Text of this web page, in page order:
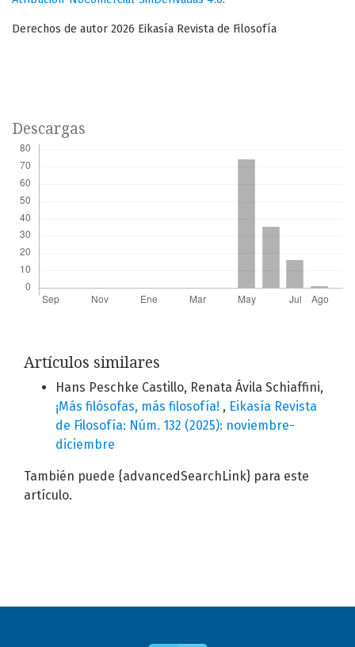
Derechos de autor 2026 Eikasía Revista de Filosofía
Descargas
Artículos similares
Hans Peschke Castillo, Renata Ávila Schiaffini,
¡Más filósofas, más filosofía! , Eikasía Revista
de Filosofía: Núm. 132 (2025): noviembre-
diciembre
También puede {advancedSearchLink} para este
artículo.